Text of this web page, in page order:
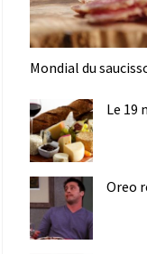
Mondial du
Le 19
Oreo